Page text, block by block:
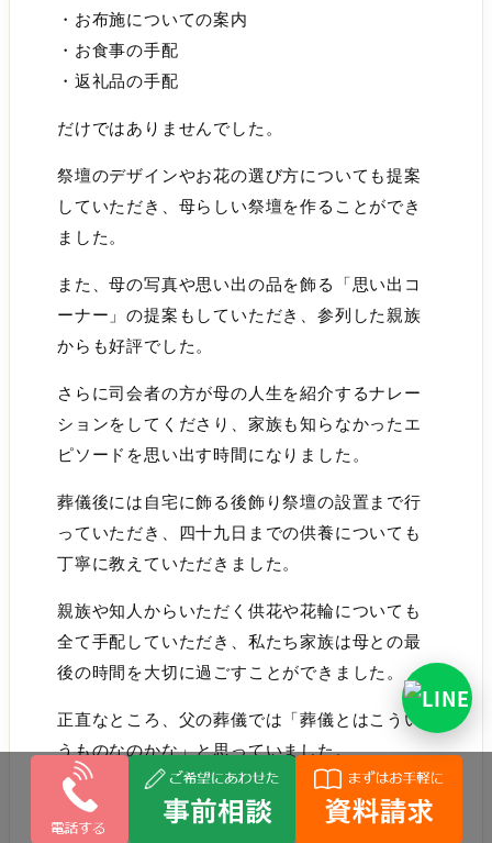
・お布施についての案内
・お食事の手配
・返礼品の手配
だけではありませんでした。
祭壇のデザインやお花の選び方についても提案
していただき、母らしい祭壇を作ることができ
ました。
また、母の写真や思い出の品を飾る「思い出コ
ーナー」の提案もしていただき、参列した親族
からも好評でした。
さらに司会者の方が母の人生を紹介するナレー
ションをしてくださり、家族も知らなかったエ
ピソードを思い出す時間になりました。
葬儀後には自宅に飾る後飾り祭壇の設置まで行
っていただき、四十九日までの供養についても
丁寧に教えていただきました。
親族や知人からいただく供花や花輪についても
全て手配していただき、私たち家族は母との最
後の時間を大切に過ごすことができました。
正直なところ、父の葬儀では「葬儀とはこうい
うものなのかな」と思っていました。
しかし今回の経験を通して、同じ家族葬でも葬
儀社によってここまで違うのかと感じました。